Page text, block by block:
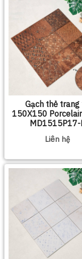
Gạch thẻ
150X150
MD1515P17-
Liên hệ